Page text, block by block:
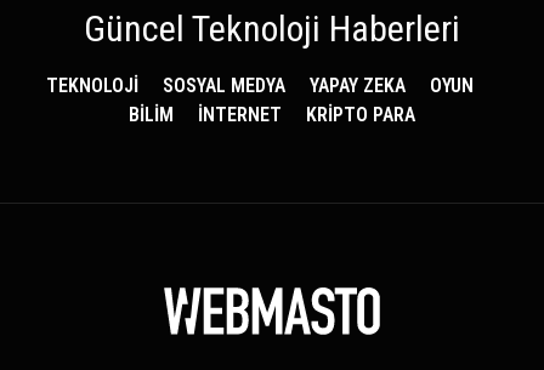
Güncel Teknoloji Haberleri
TEKNOLOJİ SOSYAL MEDYA YAPAY ZEKA
OYUN
BİLİM
İNTERNET KRİPTO PARA